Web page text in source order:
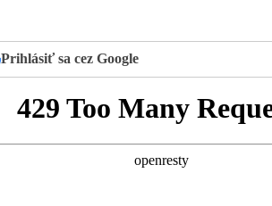
Prihlásiť sa cez Google